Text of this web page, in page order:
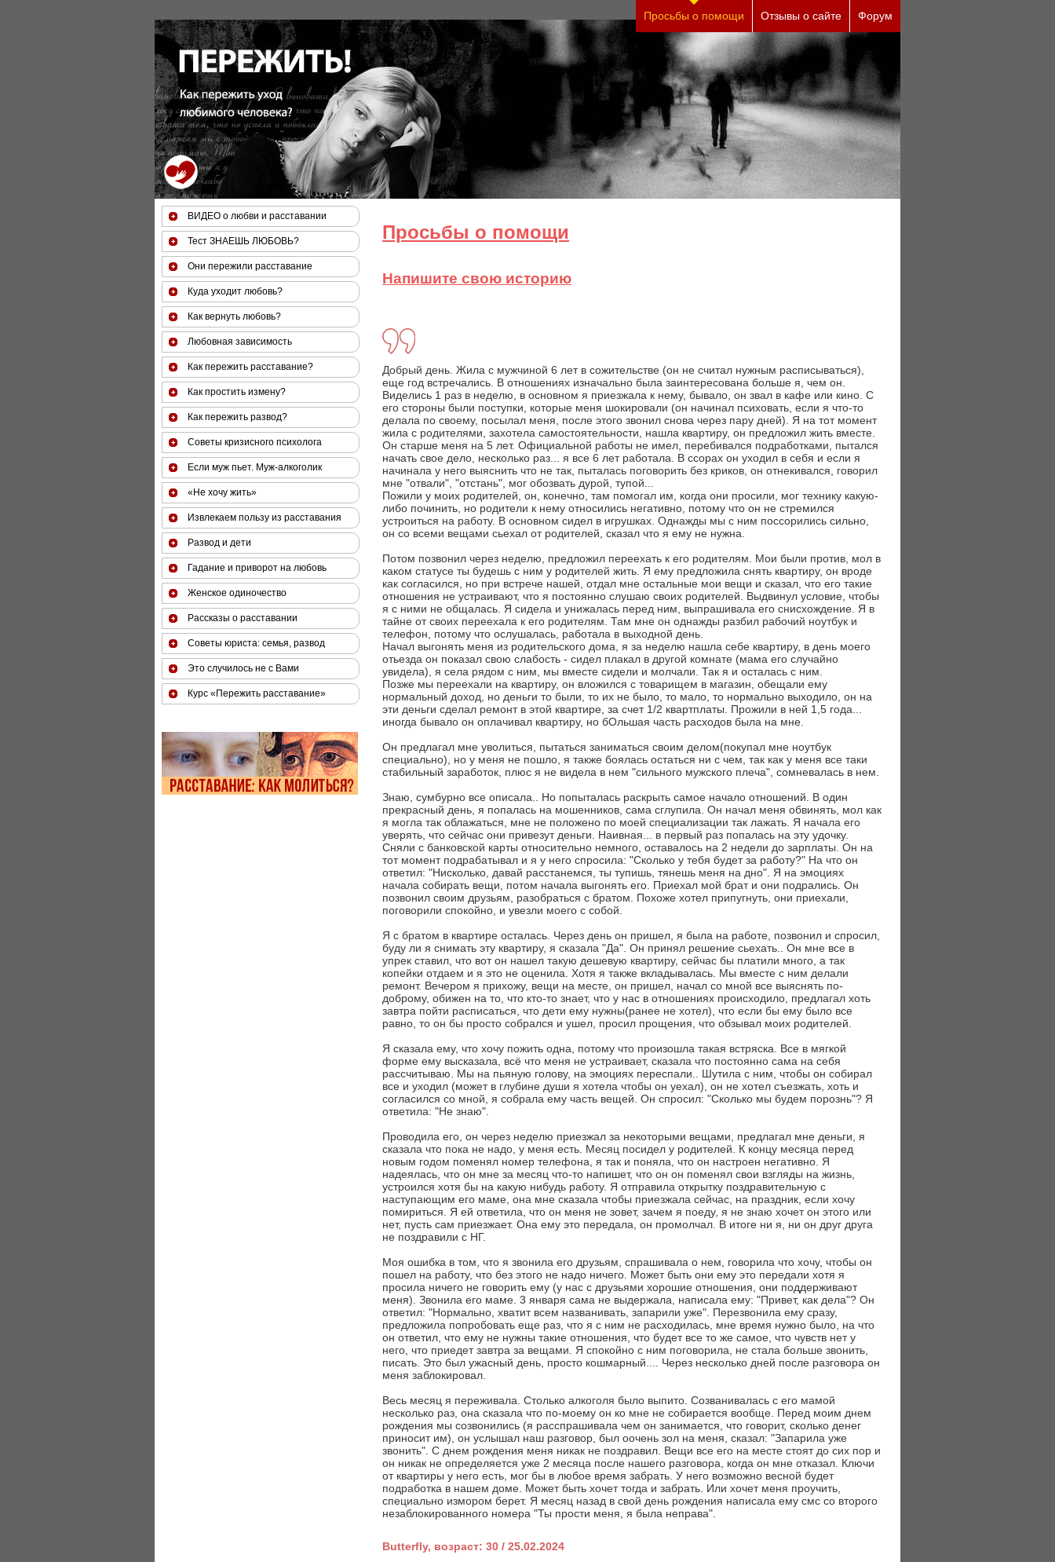
За 50 минут Вы можете оценить тяжесть своего состояния и его психологические причины (бесплатно)
Просьбы о помощи Отзывы о сайте Форум
Просьбы о помощи
Напишите свою историю
Добрый день. Жила с мужчиной 6 лет в сожительстве (он не считал нужным расписываться),
еще год встречались. В отношениях изначально была заинтересована больше я, чем он.
Виделись 1 раз в неделю, в основном я приезжала к нему, бывало, он звал в кафе или кино. С
его стороны были поступки, которые меня шокировали (он начинал психовать, если я что-то
делала по своему, посылал меня, после этого звонил снова через пару дней). Я на тот момент
жила с родителями, захотела самостоятельности, нашла квартиру, он предложил жить вместе.
Он старше меня на 5 лет. Официальной работы не имел, перебивался подработками, пытался
начать свое дело, несколько раз... я все 6 лет работала. В ссорах он уходил в себя и если я
начинала у него выяснить что не так, пыталась поговорить без криков, он отнекивался, говорил
мне "отвали", "отстань", мог обозвать дурой, тупой...
Пожили у моих родителей, он, конечно, там помогал им, когда они просили, мог технику какую-
либо починить, но родители к нему относились негативно, потому что он не стремился
устроиться на работу. В основном сидел в игрушках. Однажды мы с ним поссорились сильно,
он со всеми вещами сьехал от родителей, сказал что я ему не нужна.
Потом позвонил через неделю, предложил переехать к его родителям. Мои были против, мол в
каком статусе ты будешь с ним у родителей жить. Я ему предложила снять квартиру, он вроде
как согласился, но при встрече нашей, отдал мне остальные мои вещи и сказал, что его такие
отношения не устраивают, что я постоянно слушаю своих родителей. Выдвинул условие, чтобы
я с ними не общалась. Я сидела и унижалась перед ним, выпрашивала его снисхождение. Я в
тайне от своих переехала к его родителям. Там мне он однажды разбил рабочий ноутбук и
телефон, потому что ослушалась, работала в выходной день.
Начал выгонять меня из родительского дома, я за неделю нашла себе квартиру, в день моего
отьезда он показал свою слабость - сидел плакал в другой комнате (мама его случайно
увидела), я села рядом с ним, мы вместе сидели и молчали. Так я и осталась с ним.
Позже мы переехали на квартиру, он вложился с товарищем в магазин, обещали ему
нормальный доход, но деньги то были, то их не было, то мало, то нормально выходило, он на
эти деньги сделал ремонт в этой квартире, за счет 1/2 квартплаты. Прожили в ней 1,5 года...
иногда бывало он оплачивал квартиру, но бОльшая часть расходов была на мне.
Он предлагал мне уволиться, пытаться заниматься своим делом(покупал мне ноутбук
специально), но у меня не пошло, я также боялась остаться ни с чем, так как у меня все таки
стабильный заработок, плюс я не видела в нем "сильного мужского плеча", сомневалась в нем.
Знаю, сумбурно все описала.. Но попыталась раскрыть самое начало отношений. В один
прекрасный день, я попалась на мошенников, сама сглупила. Он начал меня обвинять, мол как
я могла так облажаться, мне не положено по моей специализации так лажать. Я начала его
уверять, что сейчас они привезут деньги. Наивная... в первый раз попалась на эту удочку.
Сняли с банковской карты относительно немного, оставалось на 2 недели до зарплаты. Он на
тот момент подрабатывал и я у него спросила: "Сколько у тебя будет за работу?" На что он
ответил: "Нисколько, давай расстанемся, ты тупишь, тянешь меня на дно". Я на эмоциях
начала собирать вещи, потом начала выгонять его. Приехал мой брат и они подрались. Он
позвонил своим друзьям, разобраться с братом. Похоже хотел припугнуть, они приехали,
поговорили спокойно, и увезли моего с собой.
Я с братом в квартире осталась. Через день он пришел, я была на работе, позвонил и спросил,
буду ли я снимать эту квартиру, я сказала "Да". Он принял решение сьехать.. Он мне все в
упрек ставил, что вот он нашел такую дешевую квартиру, сейчас бы платили много, а так
копейки отдаем и я это не оценила. Хотя я также вкладывалась. Мы вместе с ним делали
ремонт. Вечером я прихожу, вещи на месте, он пришел, начал со мной все выяснять по-
доброму, обижен на то, что кто-то знает, что у нас в отношениях происходило, предлагал хоть
завтра пойти расписаться, что дети ему нужны(ранее не хотел), что если бы ему было все
равно, то он бы просто собрался и ушел, просил прощения, что обзывал моих родителей.
Я сказала ему, что хочу пожить одна, потому что произошла такая встряска. Все в мягкой
форме ему высказала, всё что меня не устраивает, сказала что постоянно сама на себя
рассчитываю. Мы на пьяную голову, на эмоциях переспали.. Шутила с ним, чтобы он собирал
все и уходил (может в глубине души я хотела чтобы он уехал), он не хотел съезжать, хоть и
согласился со мной, я собрала ему часть вещей. Он спросил: "Сколько мы будем порознь"? Я
ответила: "Не знаю".
Проводила его, он через неделю приезжал за некоторыми вещами, предлагал мне деньги, я
сказала что пока не надо, у меня есть. Месяц посидел у родителей. К концу месяца перед
новым годом поменял номер телефона, я так и поняла, что он настроен негативно. Я
надеялась, что он мне за месяц что-то напишет, что он он поменял свои взгляды на жизнь,
устроился хотя бы на какую нибудь работу. Я отправила открытку поздравительную с
наступающим его маме, она мне сказала чтобы приезжала сейчас, на праздник, если хочу
помириться. Я ей ответила, что он меня не зовет, зачем я поеду, я не знаю хочет он этого или
нет, пусть сам приезжает. Она ему это передала, он промолчал. В итоге ни я, ни он друг друга
не поздравили с НГ.
Моя ошибка в том, что я звонила его друзьям, спрашивала о нем, говорила что хочу, чтобы он
пошел на работу, что без этого не надо ничего. Может быть они ему это передали хотя я
просила ничего не говорить ему (у нас с друзьями хорошие отношения, они поддерживают
меня). Звонила его маме. 3 января сама не выдержала, написала ему: "Привет, как дела"? Он
ответил: "Нормально, хватит всем названивать, запарили уже". Перезвонила ему сразу,
предложила попробовать еще раз, что я с ним не расходилась, мне время нужно было, на что
он ответил, что ему не нужны такие отношения, что будет все то же самое, что чувств нет у
него, что приедет завтра за вещами. Я спокойно с ним поговорила, не стала больше звонить,
писать. Это был ужасный день, просто кошмарный.... Через несколько дней после разговора он
меня заблокировал.
Весь месяц я переживала. Столько алкоголя было выпито. Созванивалась с его мамой
несколько раз, она сказала что по-моему он ко мне не собирается вообще. Перед моим днем
рождения мы созвонились (я расспрашивала чем он занимается, что говорит, сколько денег
приносит им), он услышал наш разговор, был оочень зол на меня, сказал: "Запарила уже
звонить". С днем рождения меня никак не поздравил. Вещи все его на месте стоят до сих пор и
он никак не определяется уже 2 месяца после нашего разговора, когда он мне отказал. Ключи
от квартиры у него есть, мог бы в любое время забрать. У него возможно весной будет
подработка в нашем доме. Может быть хочет тогда и забрать. Или хочет меня проучить,
специально измором берет. Я месяц назад в свой день рождения написала ему смс со второго
незаблокированного номера "Ты прости меня, я была неправа".
Butterfly, возраст: 30 / 25.02.2024
ВИДЕО о любви и расставании
Тест ЗНАЕШЬ ЛЮБОВЬ?
Они пережили расставание
Куда уходит любовь?
Как вернуть любовь?
Любовная зависимость
Как пережить расставание?
Как простить измену?
Как пережить развод?
Советы кризисного психолога
Если муж пьет. Муж-алкоголик
«Не хочу жить»
Извлекаем пользу из расставания
Развод и дети
Гадание и приворот на любовь
Женское одиночество
Рассказы о расставании
Советы юриста: семья, развод
Это случилось не с Вами
Курс «Пережить расставание»